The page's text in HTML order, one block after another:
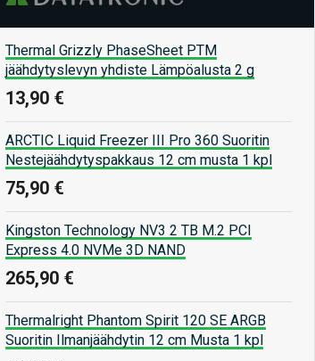
Thermal Grizzly PhaseSheet PTM
jäähdytyslevyn yhdiste Lämpöalusta 2 g
13,90 €
ARCTIC Liquid Freezer III Pro 360 Suoritin
Nestejäähdytyspakkaus 12 cm musta 1 kpl
75,90 €
Kingston Technology NV3 2 TB M.2 PCI
Express 4.0 NVMe 3D NAND
265,90 €
Thermalright Phantom Spirit 120 SE ARGB
Suoritin Ilmanjäähdytin 12 cm Musta 1 kpl